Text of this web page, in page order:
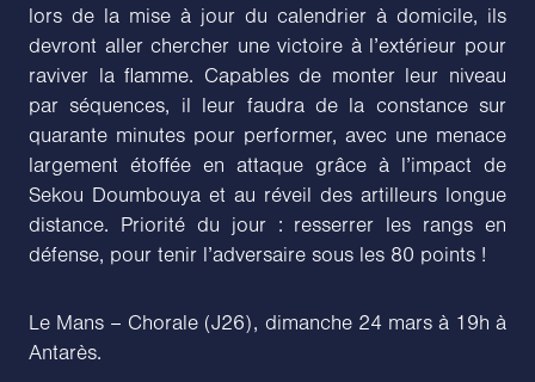
lors de la mise à jour du calendrier à domicile, ils
devront aller chercher une victoire à l’extérieur pour
raviver la flamme. Capables de monter leur niveau
par séquences, il leur faudra de la constance sur
quarante minutes pour performer, avec une menace
largement étoffée en attaque grâce à l’impact de
Sekou Doumbouya et au réveil des artilleurs longue
distance. Priorité du jour : resserrer les rangs en
défense, pour tenir l’adversaire sous les 80 points !
Le Mans – Chorale (J26), dimanche 24 mars à 19h à
Antarès.